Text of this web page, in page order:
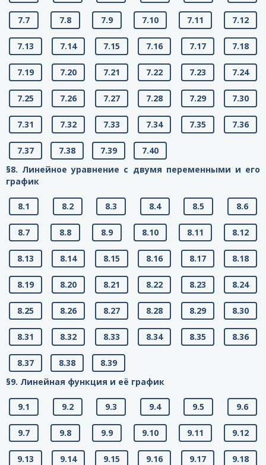
7.7 7.8 7.9 7.10 7.11 7.12
7.13 7.14 7.15 7.16 7.17 7.18
7.19 7.20 7.21 7.22 7.23 7.24
7.25 7.26 7.27 7.28 7.29 7.30
7.31 7.32 7.33 7.34 7.35 7.36
7.37 7.38 7.39
7.40
§8. Линейное уравнение с двумя переменными и его
график
8.1 8.2 8.3 8.4 8.5 8.6
8.7 8.8 8.9 8.10 8.11 8.12
8.13 8.14 8.15 8.16 8.17 8.18
8.19 8.20 8.21 8.22 8.23 8.24
8.25 8.26 8.27 8.28 8.29 8.30
8.31 8.32 8.33 8.34 8.35 8.36
8.37 8.38
8.39
§9. Линейная функция и её график
9.1 9.2 9.3 9.4 9.5 9.6
9.7 9.8 9.9 9.10 9.11 9.12
9.13 9.14 9.15 9.16 9.17 9.18